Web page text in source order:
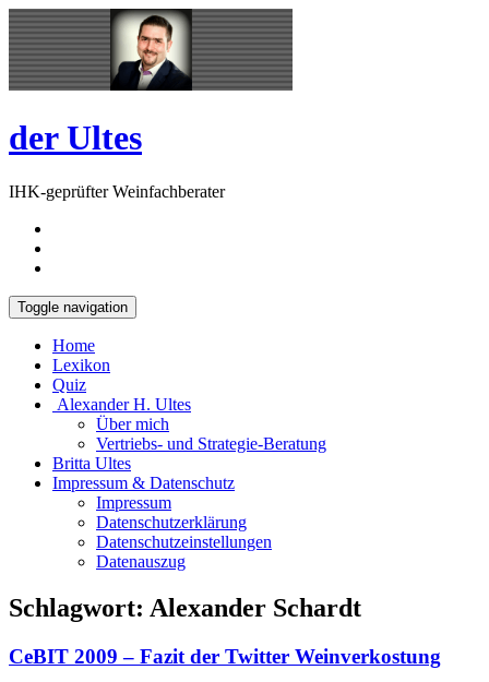
Skip
to
content
Open
Sidebar
der Ultes
IHK-geprüfter Weinfachberater
Toggle navigation
Home
Lexikon
Quiz
Alexander H. Ultes
Über mich
Vertriebs- und Strategie-Beratung
Britta Ultes
Impressum & Datenschutz
Impressum
Datenschutzerklärung
Datenschutzeinstellungen
Datenauszug
Schlagwort: Alexander Schardt
CeBIT 2009 – Fazit der Twitter Weinverkostung